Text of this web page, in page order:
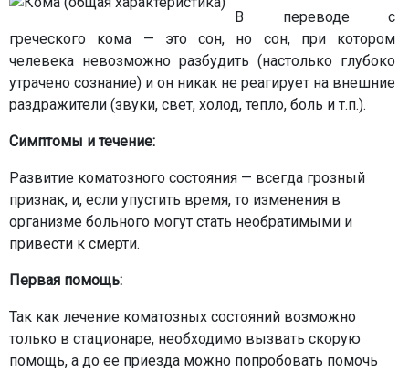
В переводе с
греческого кома — это сон, но сон, при котором
челевека невозможно разбудить (настолько глубоко
утрачено сознание) и он никак не реагирует на внешние
раздражители (звуки, свет, холод, тепло, боль и т.п.).
Симптомы и течение:
Развитие коматозного состояния — всегда грозный
признак, и, если упустить время, то изменения в
организме больного могут стать необратимыми и
привести к смерти.
Первая помощь:
Так как лечение коматозных состояний возможно
только в стационаре, необходимо вызвать скорую
помощь, а до ее приезда можно попробовать помочь